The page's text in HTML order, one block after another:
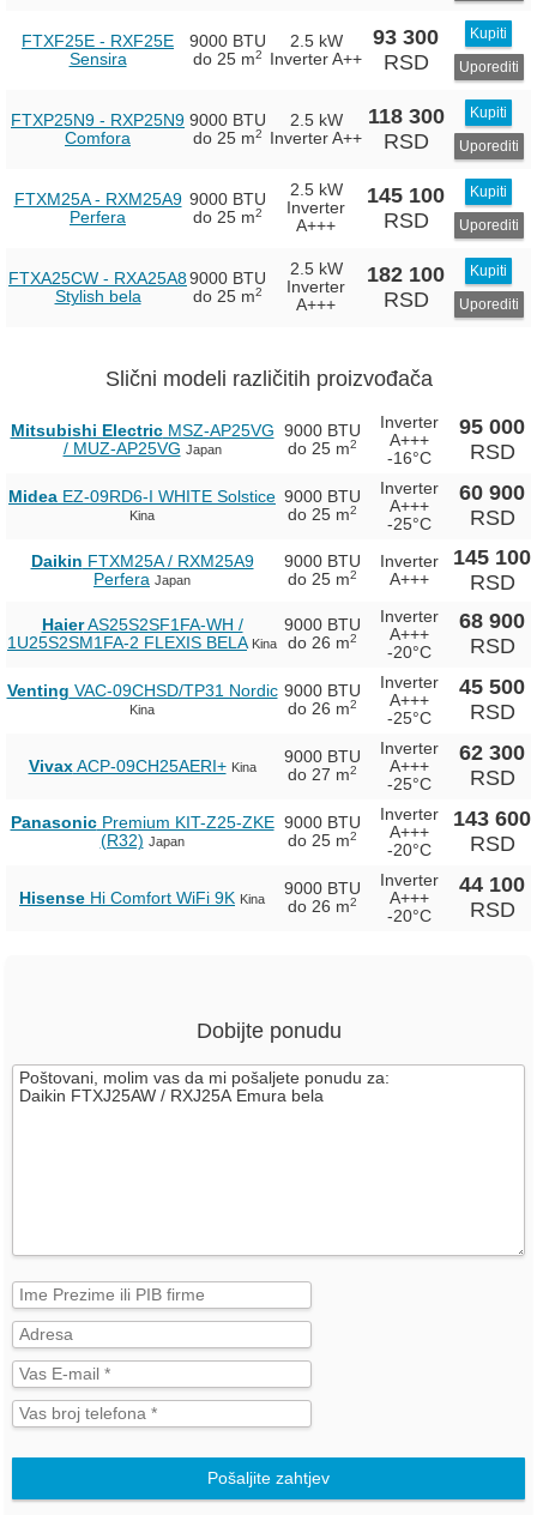
FTXF25E - RXF25E
Sensira
9000 BTU
do 25 m2
2.5 kW
Inverter A++
93 300
RSD
Kupiti
Uporediti
FTXP25N9 - RXP25N9
Comfora
9000 BTU
do 25 m2
2.5 kW
Inverter A++
118 300
RSD
Kupiti
Uporediti
FTXM25A - RXM25A9
Perfera
9000 BTU
do 25 m2
2.5 kW
Inverter
A+++
145 100
RSD
Kupiti
Uporediti
FTXA25CW - RXA25A8
Stylish bela
9000 BTU
do 25 m2
2.5 kW
Inverter
A+++
182 100
RSD
Kupiti
Uporediti
Slični modeli različitih proizvođača
Mitsubishi ElectricMSZ-AP25VG
/ MUZ-AP25VG Japan
9000 BTU
do 25 m2
Inverter
A+++
-16°C
95 000
RSD
Midea EZ-09RD6-I WHITE Solstice
Kina
9000 BTU
do 25 m2
Inverter
A+++
-25°C
60 900
RSD
Daikin FTXM25A / RXM25A9
Perfera Japan
9000 BTU
do 25 m2
Inverter
A+++
145 100
RSD
HaierAS25S2SF1FA-WH /
1U25S2SM1FA-2 FLEXIS BELA Kina
9000 BTU
do 26 m2
Inverter
A+++
-20°C
68 900
RSD
Venting VAC-09CHSD/TP31 Nordic
Kina
9000 BTU
do 26 m2
Inverter
A+++
-25°C
45 500
RSD
VivaxACP-09CH25AERI+ Kina
9000 BTU
do 27 m2
Inverter
A+++
-25°C
62 300
RSD
PanasonicPremium KIT-Z25-ZKE
(R32) Japan
9000 BTU
do 25 m2
Inverter
A+++
-20°C
143 600
RSD
Hisense Hi Comfort WiFi 9K Kina
9000 BTU
do 26 m2
Inverter
A+++
-20°C
44 100
RSD
Dobijte ponudu
Pošaljite zahtjev